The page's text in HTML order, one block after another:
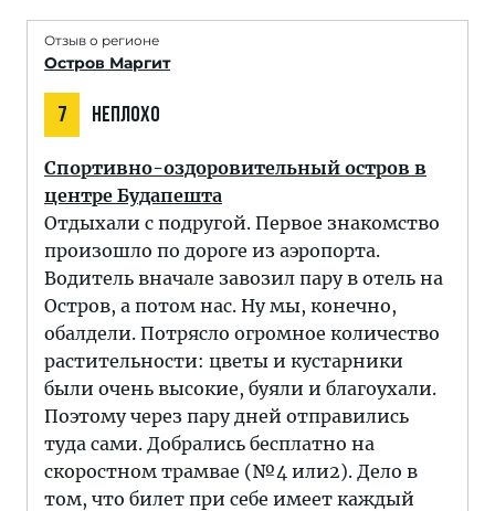
Отзыв о регионе
Остров Маргит
7 НЕПЛОХО
Спортивно-оздоровительный остров в
центре Будапешта
Отдыхали с подругой. Первое знакомство
произошло по дороге из аэропорта.
Водитель вначале завозил пару в отель на
Остров, а потом нас. Ну мы, конечно,
обалдели. Потрясло огромное количество
растительности: цветы и кустарники
были очень высокие, буяли и благоухали.
Поэтому через пару дней отправились
туда сами. Добрались бесплатно на
скоростном трамвае (№4 или2). Дело в
том, что билет при себе имеет каждый